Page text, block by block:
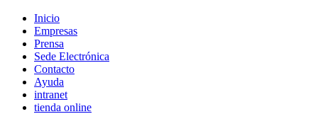
Inicio
Empresas
Prensa
Sede Electrónica
Contacto
Ayuda
intranet
tienda online